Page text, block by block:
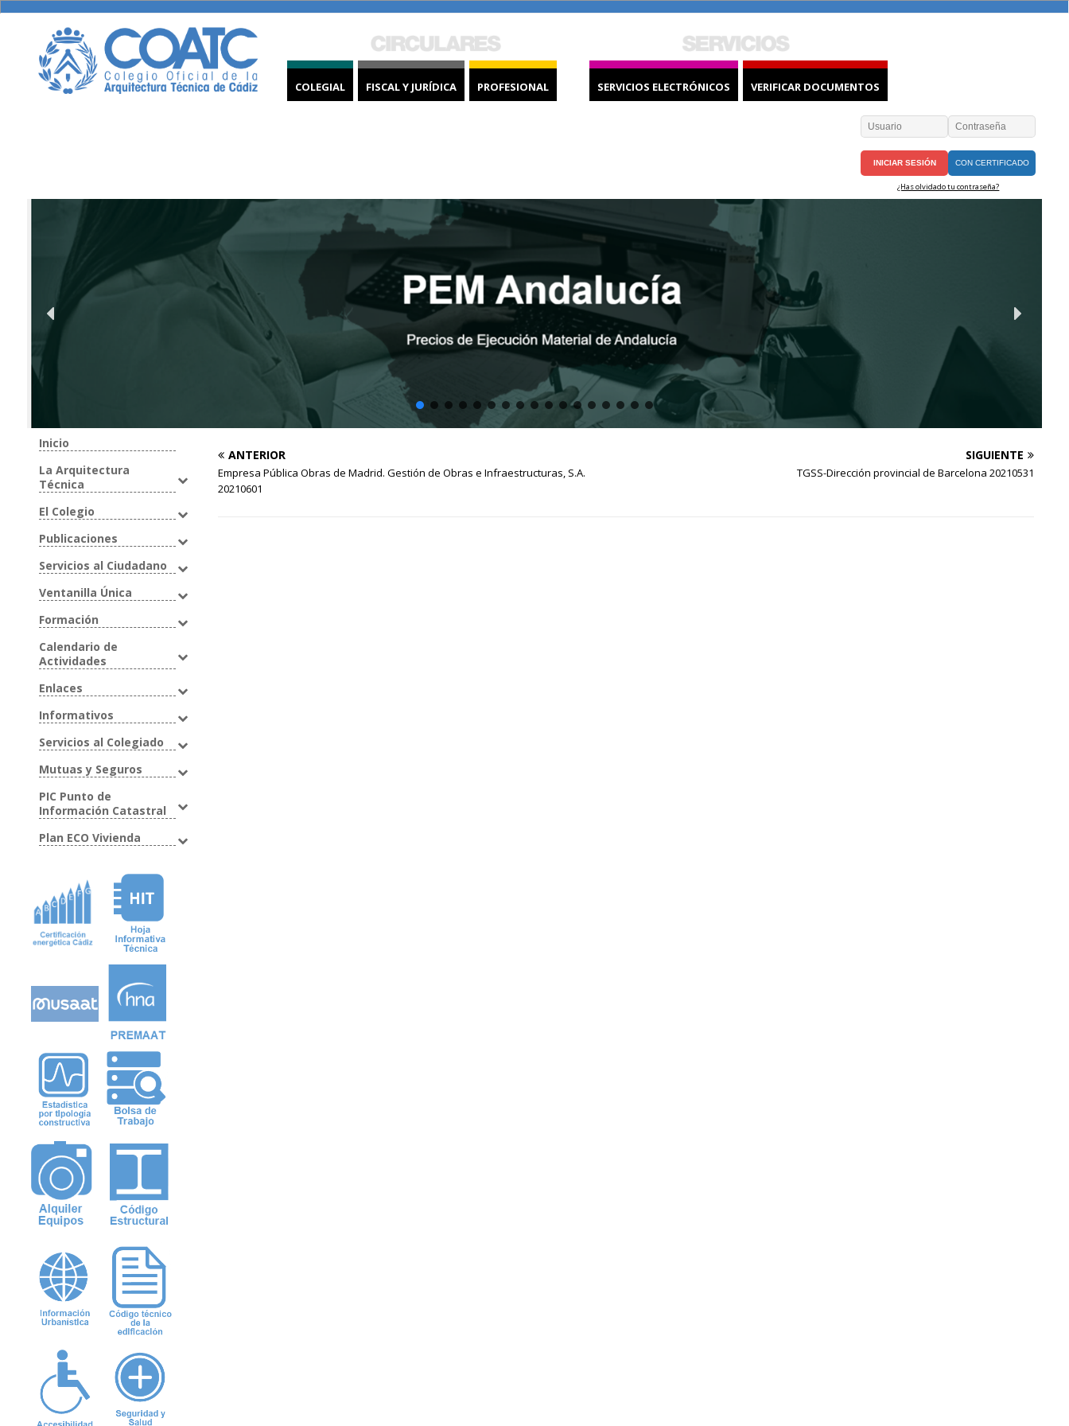
COLEGIAL FISCAL Y JURÍDICA PROFESIONAL SERVICIOS ELECTRÓNICOS VERIFICAR DOCUMENTOS
CON CERTIFICADO
¿Has olvidado tu contraseña?
ANTERIOR
Empresa Pública Obras de Madrid. Gestión de Obras e Infraestructuras, S.A.
20210601
SIGUIENTE
TGSS-Dirección provincial de Barcelona 20210531
Inicio
La Arquitectura
Técnica
El Colegio
Publicaciones
Servicios al Ciudadano
Ventanilla Única
Formación
Calendario de
Actividades
Enlaces
Informativos
Servicios al Colegiado
Mutuas y Seguros
PIC Punto de
Información Catastral
Plan ECO Vivienda